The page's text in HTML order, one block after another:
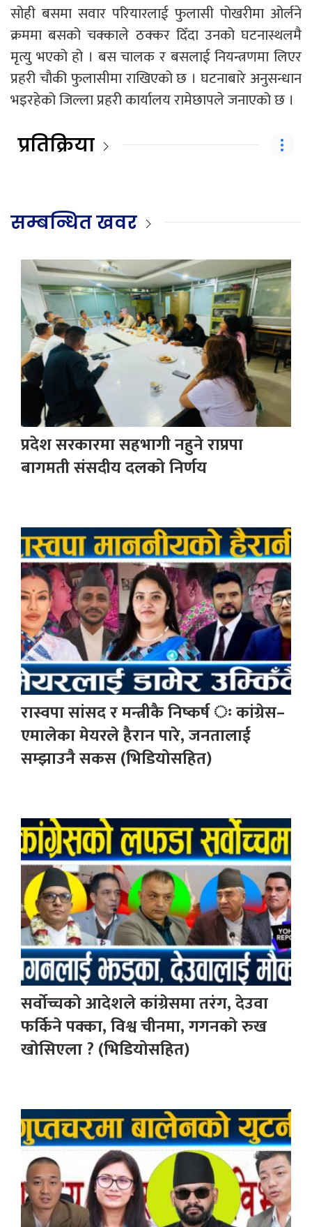
सोही बसमा सवार परियारलाई फुलासी पोखरीमा ओर्लने
क्रममा बसको चक्काले ठक्कर दिँदा उनको घटनास्थलमै
मृत्यु भएको हो । बस चालक र बसलाई नियन्त्रणमा लिएर
प्रहरी चौकी फुलासीमा राखिएको छ । घटनाबारे अनुसन्धान
भइरहेको जिल्ला प्रहरी कार्यालय रामेछापले जनाएको छ ।
प्रतिक्रिया
सम्बन्धित खवर
प्रदेश सरकारमा सहभागी नहुने राप्रपा
बागमती संसदीय दलको निर्णय
रास्वपा सांसद र मन्त्रीकै निष्कर्ष ः कांग्रेस–
एमालेका मेयरले हैरान पारे, जनतालाई
सम्झाउनै सकस (भिडियोसहित)
सर्वोच्चको आदेशले कांग्रेसमा तरंग, देउवा
फर्किने पक्का, विश्व चीनमा, गगनको रुख
खोसिएला ? (भिडियोसहित)